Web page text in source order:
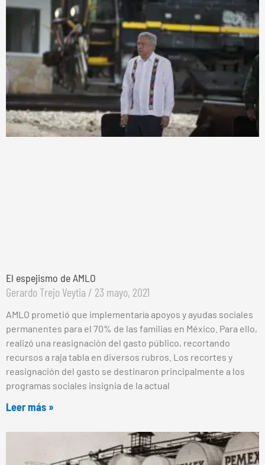
El espejismo de AMLO
Gerardo Trejo Veytia 23 mayo, 2021
AMLO prometió que implementaría apoyos y ayudas sociales
permanentes para el 70% de las familias en México. Para ello,
realizó una reasignación del gasto público, recortando
recursos a raja tabla en diversos rubros. Los recortes y
reasignación del gasto se destinaron principalmente a los
programas sociales insignia de la actual
Leer más »